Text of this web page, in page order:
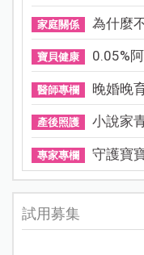
家庭關係 為什麼
寶貝健康 0.05%
醫師專欄 晚婚晚
產後照護 小說家
專家專欄 守護寶
試用募集